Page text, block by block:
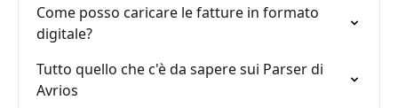
Come posso caricare le fatture in formato
digitale?
Tutto quello che c'è da sapere sui Parser di
Avrios